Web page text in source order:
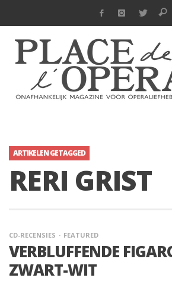
ARTIKELEN GETAGGED
RERI GRIST
CD-RECENSIES FEATURED
VERBLUFFENDE
ZWART-WIT